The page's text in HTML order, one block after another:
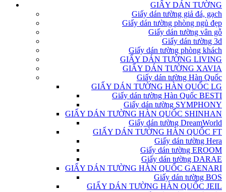
GIẤY DÁN TƯỜNG
Giấy dán tường giả đá, gạch
Giấy dán tường phòng ngủ đẹp
Giấy dán tường vân gỗ
Giấy dán tường 3d
Giấy dán tường phòng khách
GIẤY DÁN TƯỜNG LIVING
GIẤY DÁN TƯỜNG XAVIA
Giấy dán tường Hàn Quốc
GIẤY DÁN TƯỜNG HÀN QUỐC LG
Giấy dán tường Hàn Quốc BESTI
Giấy dán tường SYMPHONY
GIẤY DÁN TƯỜNG HÀN QUỐC SHINHAN
Giấy dán tường DreamWorld
GIẤY DÁN TƯỜNG HÀN QUỐC FT
Giấy dán tường Hera
Giấy dán tường EROOM
Giấy dán tường DARAE
GIẤY DÁN TƯỜNG HÀN QUỐC GAENARI
Giấy dán tường BOS
GIẤY DÁN TƯỜNG HÀN QUỐC JEIL